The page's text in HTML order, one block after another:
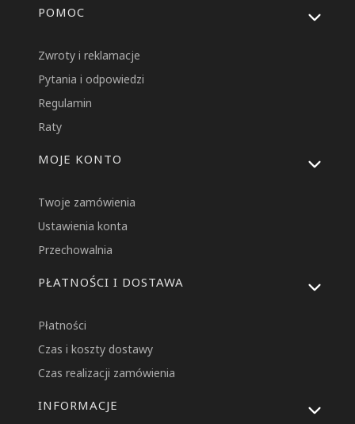
Linki w stopce
POMOC
Zwroty i reklamacje
Pytania i odpowiedzi
Regulamin
Raty
MOJE KONTO
Twoje zamówienia
Ustawienia konta
Przechowalnia
PŁATNOŚCI I DOSTAWA
Płatności
Czas i koszty dostawy
Czas realizacji zamówienia
INFORMACJE